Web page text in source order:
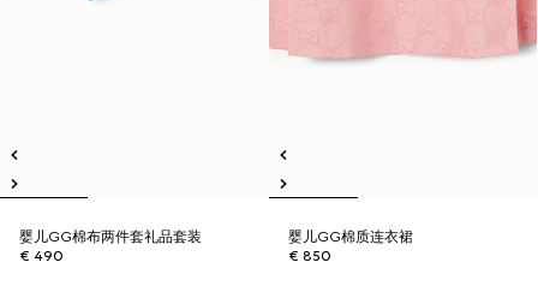
婴儿GG棉布两件套礼品套装
€ 490
婴儿GG棉质连衣裙
€ 850